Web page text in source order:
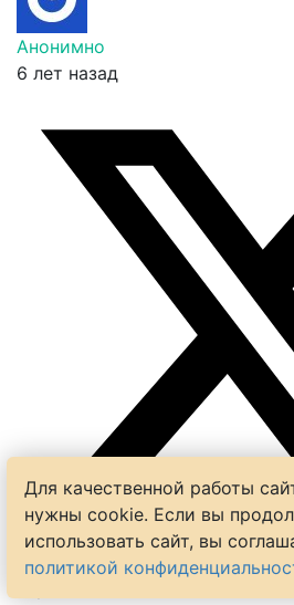
Анонимно
6 лет назад
Спасибо за рецепт, все
Для качественной работы
нужны cookie. Если вы
использовать сайт, вы
политикой